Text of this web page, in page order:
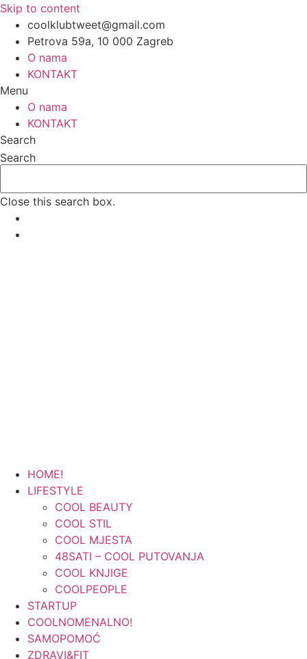
Skip to content
coolklubtweet@gmail.com
Petrova 59a, 10 000 Zagreb
O nama
KONTAKT
Menu
O nama
KONTAKT
Search
Search
Close this search box.
HOME!
LIFESTYLE
COOL BEAUTY
COOL STIL
COOL MJESTA
48SATI – COOL PUTOVANJA
COOL KNJIGE
COOLPEOPLE
STARTUP
COOLNOMENALNO!
SAMOPOMOĆ
ZDRAVI&FIT